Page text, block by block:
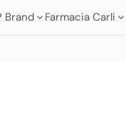
Brand Farmacia Carli